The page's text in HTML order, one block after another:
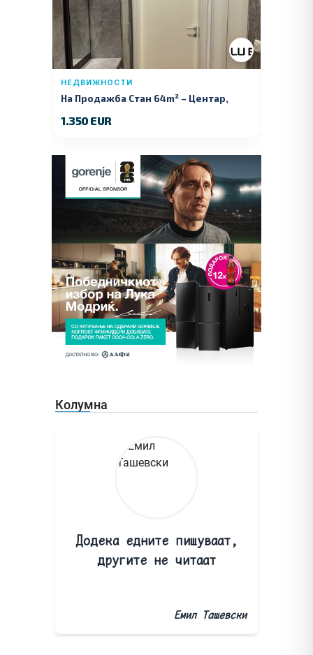
НЕДВИЖНОСТИ
На Продажба Стан 64m² – Центар,
1.350 EUR
Колумна
Додека едните пишуваат,
другите не читаат
Емил Ташевски